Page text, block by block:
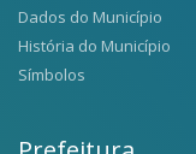
Dados do Município
História do Município
Símbolos